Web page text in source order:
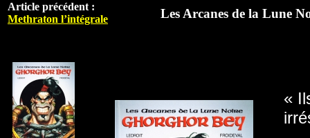
Article précédent :
Methraton l’intégrale
Les Arcanes de la Lune
«